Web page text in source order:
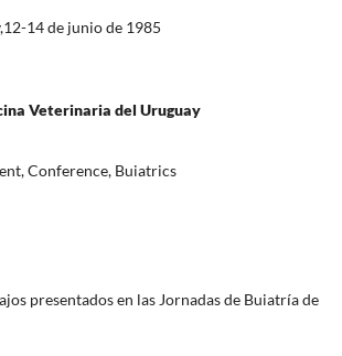
14 de junio de 1985
Veterinaria del Uruguay
Conference, Buiatrics
presentados en las Jornadas de Buiatría de